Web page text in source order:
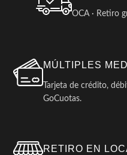
OCA · Retiro
MÚLTIPLES
Tarjeta de crédito,
GoCuotas.
RETIRO EN